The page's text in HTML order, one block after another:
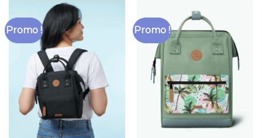
Promo ! Promo !